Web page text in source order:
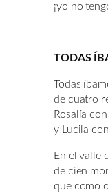
¡yo no
TODAS
Todas
de cuatro
Rosalía
y Lucila
En el valle
de cien
que como